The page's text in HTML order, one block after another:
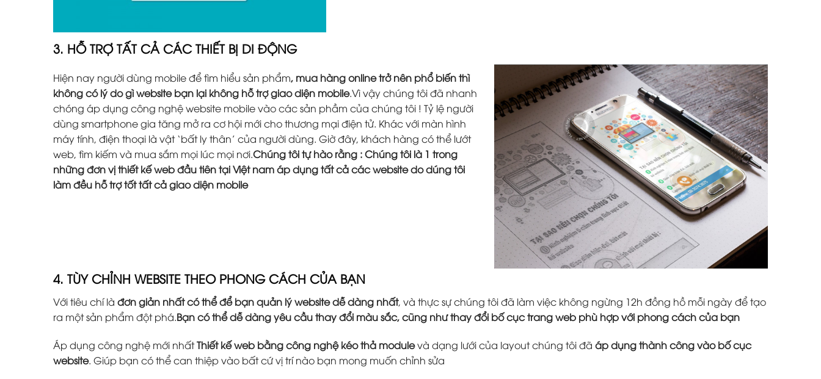
3. HỖ TRỢ TẤT CẢ CÁC THIẾT BỊ DI ĐỘNG
Hiện nay người dùng mobile để tìm hiểu sản phẩm, mua hàng online trở nên phổ biến thì
không có lý do gì website bạn lại không hỗ trợ giao diện mobile.Vì vậy chúng tôi đã nhanh
chóng áp dụng công nghệ website mobile vào các sản phầm của chúng tôi ! Tỷ lệ người
dùng smartphone gia tăng mở ra cơ hội mới cho thương mại điện tử. Khác với màn hình
máy tính, điện thoại là vật ‘bất ly thân’ của người dùng. Giờ đây, khách hàng có thể lướt
web, tìm kiếm và mua sắm mọi lúc mọi nơi.Chúng tôi tự hào rằng : Chúng tôi là 1 trong
những đơn vị thiết kế web đầu tiên tại Việt nam áp dụng tất cả các website do dúng tôi
làm đều hỗ trợ tốt tất cả giao diện mobile
4. TÙY CHỈNH WEBSITE THEO PHONG CÁCH CỦA BẠN
Với tiêu chí là đơn giản nhất có thể để bạn quản lý website dễ dàng nhất, và thực sự chúng tôi đã làm việc không ngừng 12h đồng hồ mỗi ngày để tạo
ra một sản phẩm đột phá.Bạn có thể dễ dàng yêu cầu thay đổi màu sắc, cũng như thay đổi bố cục trang web phù hợp với phong cách của bạn
Áp dụng công nghệ mới nhấtThiết kế web bằng công nghệ kéo thả modulevà dạng lưới của layout chúng tôi đã áp dụng thành công vào bố cục
website. Giúp bạn có thể can thiệp vào bất cứ vị trí nào bạn mong muốn chỉnh sửa